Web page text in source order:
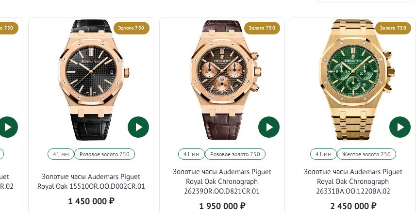
750 Золото 750
41 мм Розовое золото 750
Золотые часы Audemars Piguet
Royal Oak 15510OR.OO.D002CR.01
1 450 000₽
Золото 750
41 мм Розовое золото 750
Золотые часы Audemars Piguet
Royal Oak Chronograph
26239OR.OO.D821CR.01
1 950 000 ₽
Золото 750
41 мм Желтое золото 750
Золотые часы Audemars Piguet
Royal Oak Chronograph
26331BA.OO.1220BA.02
2 450 000 ₽